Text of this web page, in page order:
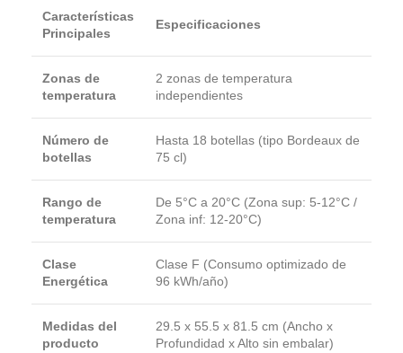
Características
Principales
Especificaciones
Zonas de
temperatura
2 zonas de temperatura
independientes
Número de
botellas
Hasta 18 botellas (tipo Bordeaux de
75 cl)
Rango de
temperatura
De 5°C a 20°C (Zona sup: 5-12°C /
Zona inf: 12-20°C)
Clase
Energética
Clase F (Consumo optimizado de
96 kWh/año)
Medidas del
producto
29.5 x 55.5 x 81.5 cm (Ancho x
Profundidad x Alto sin embalar)